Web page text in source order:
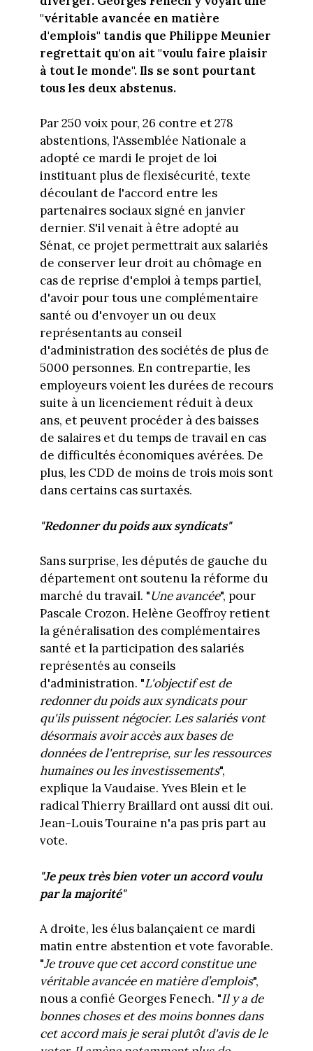
"véritable avancée en matière
d'emplois" tandis que Philippe Meunier
regrettait qu'on ait "voulu faire plaisir
à tout le monde". Ils se sont pourtant
tous les deux abstenus.
Par 250 voix pour, 26 contre et 278
abstentions, l'Assemblée Nationale a
adopté ce mardi le projet de loi
instituant plus de flexisécurité, texte
découlant de l'accord entre les
partenaires sociaux signé en janvier
dernier. S'il venait à être adopté au
Sénat, ce projet permettrait aux salariés
de conserver leur droit au chômage en
cas de reprise d'emploi à temps partiel,
d'avoir pour tous une complémentaire
santé ou d'envoyer un ou deux
représentants au conseil
d'administration des sociétés de plus de
5000 personnes. En contrepartie, les
employeurs voient les durées de recours
suite à un licenciement réduit à deux
ans, et peuvent procéder à des baisses
de salaires et du temps de travail en cas
de difficultés économiques avérées. De
plus, les CDD de moins de trois mois sont
dans certains cas surtaxés.
"Redonner du poids aux syndicats"
Sans surprise, les députés de gauche du
département ont soutenu la réforme du
marché du travail. "Une avancée", pour
Pascale Crozon. Helène Geoffroy retient
la généralisation des complémentaires
santé et la participation des salariés
représentés au conseils
d'administration. "L'objectif est de
redonner du poids aux syndicats pour
qu'ils puissent négocier. Les salariés vont
désormais avoir accès aux bases de
données de l'entreprise, sur les ressources
humaines ou les investissements",
explique la Vaudaise. Yves Blein et le
radical Thierry Braillard ont aussi dit oui.
Jean-Louis Touraine n'a pas pris part au
vote.
"Je peux très bien voter un accord voulu
par la majorité"
A droite, les élus balançaient ce mardi
matin entre abstention et vote favorable.
"Je trouve que cet accord constitue une
véritable avancée en matière d’emplois",
nous a confié Georges Fenech. "Il y a de
bonnes choses et des moins bonnes dans
cet accord mais je serai plutôt d'avis de le